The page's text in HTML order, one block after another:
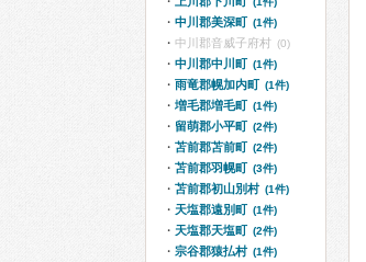
中川郡美深町 (1件)
中川郡音威子府村 (0)
中川郡中川町 (1件)
雨竜郡幌加内町 (1件)
増毛郡増毛町 (1件)
留萌郡小平町 (2件)
苫前郡苫前町 (2件)
苫前郡羽幌町 (3件)
苫前郡初山別村 (1件)
天塩郡遠別町 (1件)
天塩郡天塩町 (2件)
宗谷郡猿払村 (1件)